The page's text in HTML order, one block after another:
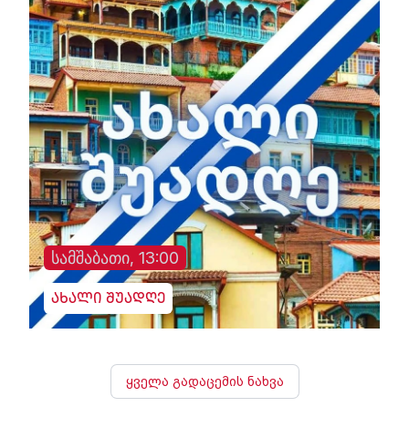
სამშაბათი, 13:00
ახალი შუადღე
ყველა გადაცემის ნახვა